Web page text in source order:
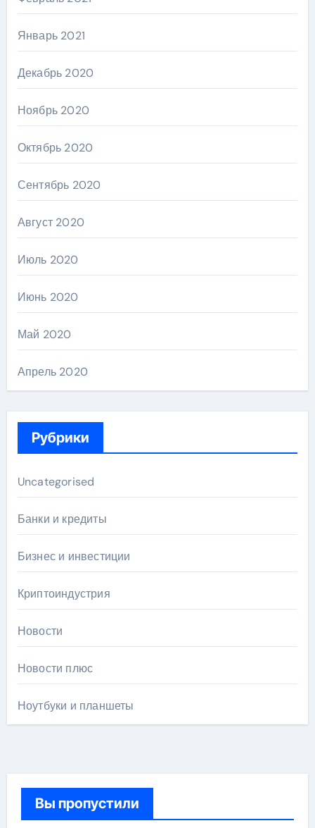
Январь 2021
Декабрь 2020
Ноябрь 2020
Октябрь 2020
Сентябрь 2020
Август 2020
Июль 2020
Июнь 2020
Май 2020
Апрель 2020
Рубрики
Uncategorised
Банки и кредиты
Бизнес и инвестиции
Криптоиндустрия
Новости
Новости плюс
Ноутбуки и планшеты
Вы пропустили